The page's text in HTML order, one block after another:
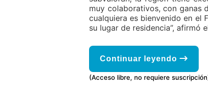
muy colaborativos, con ganas
cualquiera es bienvenido en el
su lugar de residencia”, afirmó
Continuar leyendo
(Acceso libre, no requiere